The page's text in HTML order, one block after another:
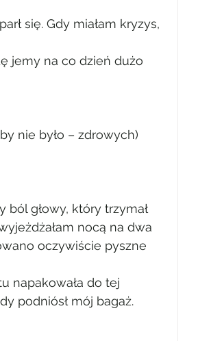
się. Gdy miałam kryzys,
jemy na co dzień dużo
nie było – zdrowych)
ból głowy, który trzymał
nocą na dwa
oczywiście pyszne
napakowała do tej
podniósł mój bagaż.